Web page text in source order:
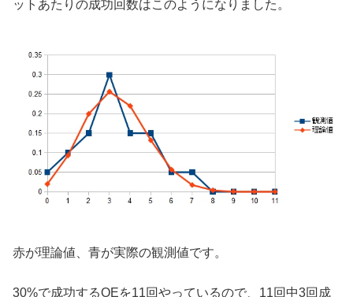
ットあたりの成功回数はこのようになりました。
赤が理論値、青が実際の観測値です。
30%で成功するOEを11回やっているので、11回中3回成